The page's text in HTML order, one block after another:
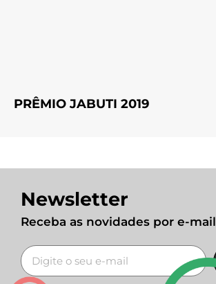
PRÊMIO JABUTI 2019
Newsletter
Receba as novidades por e-mail